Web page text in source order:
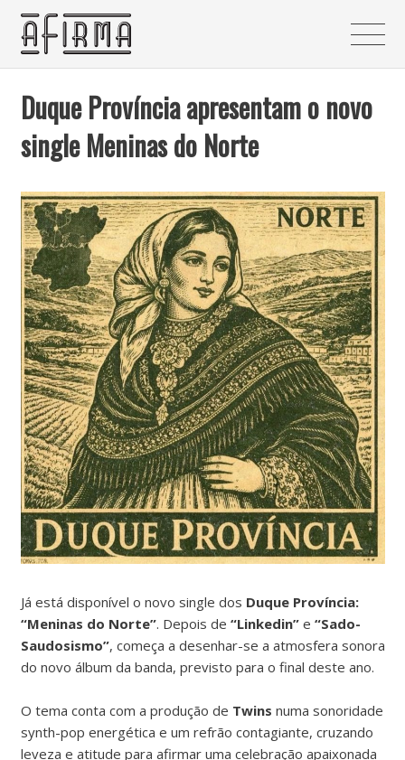
Duque Província apresentam o novo
single Meninas do Norte
Já está disponível o novo single dos Duque Província:
“Meninas do Norte”. Depois de “Linkedin”e “Sado-
Saudosismo”, começa a desenhar-se a atmosfera sonora
do novo álbum da banda, previsto para o final deste ano.
O tema conta com a produção de Twins numa sonoridade
synth-pop energética e um refrão contagiante, cruzando
leveza e atitude para afirmar uma celebração apaixonada